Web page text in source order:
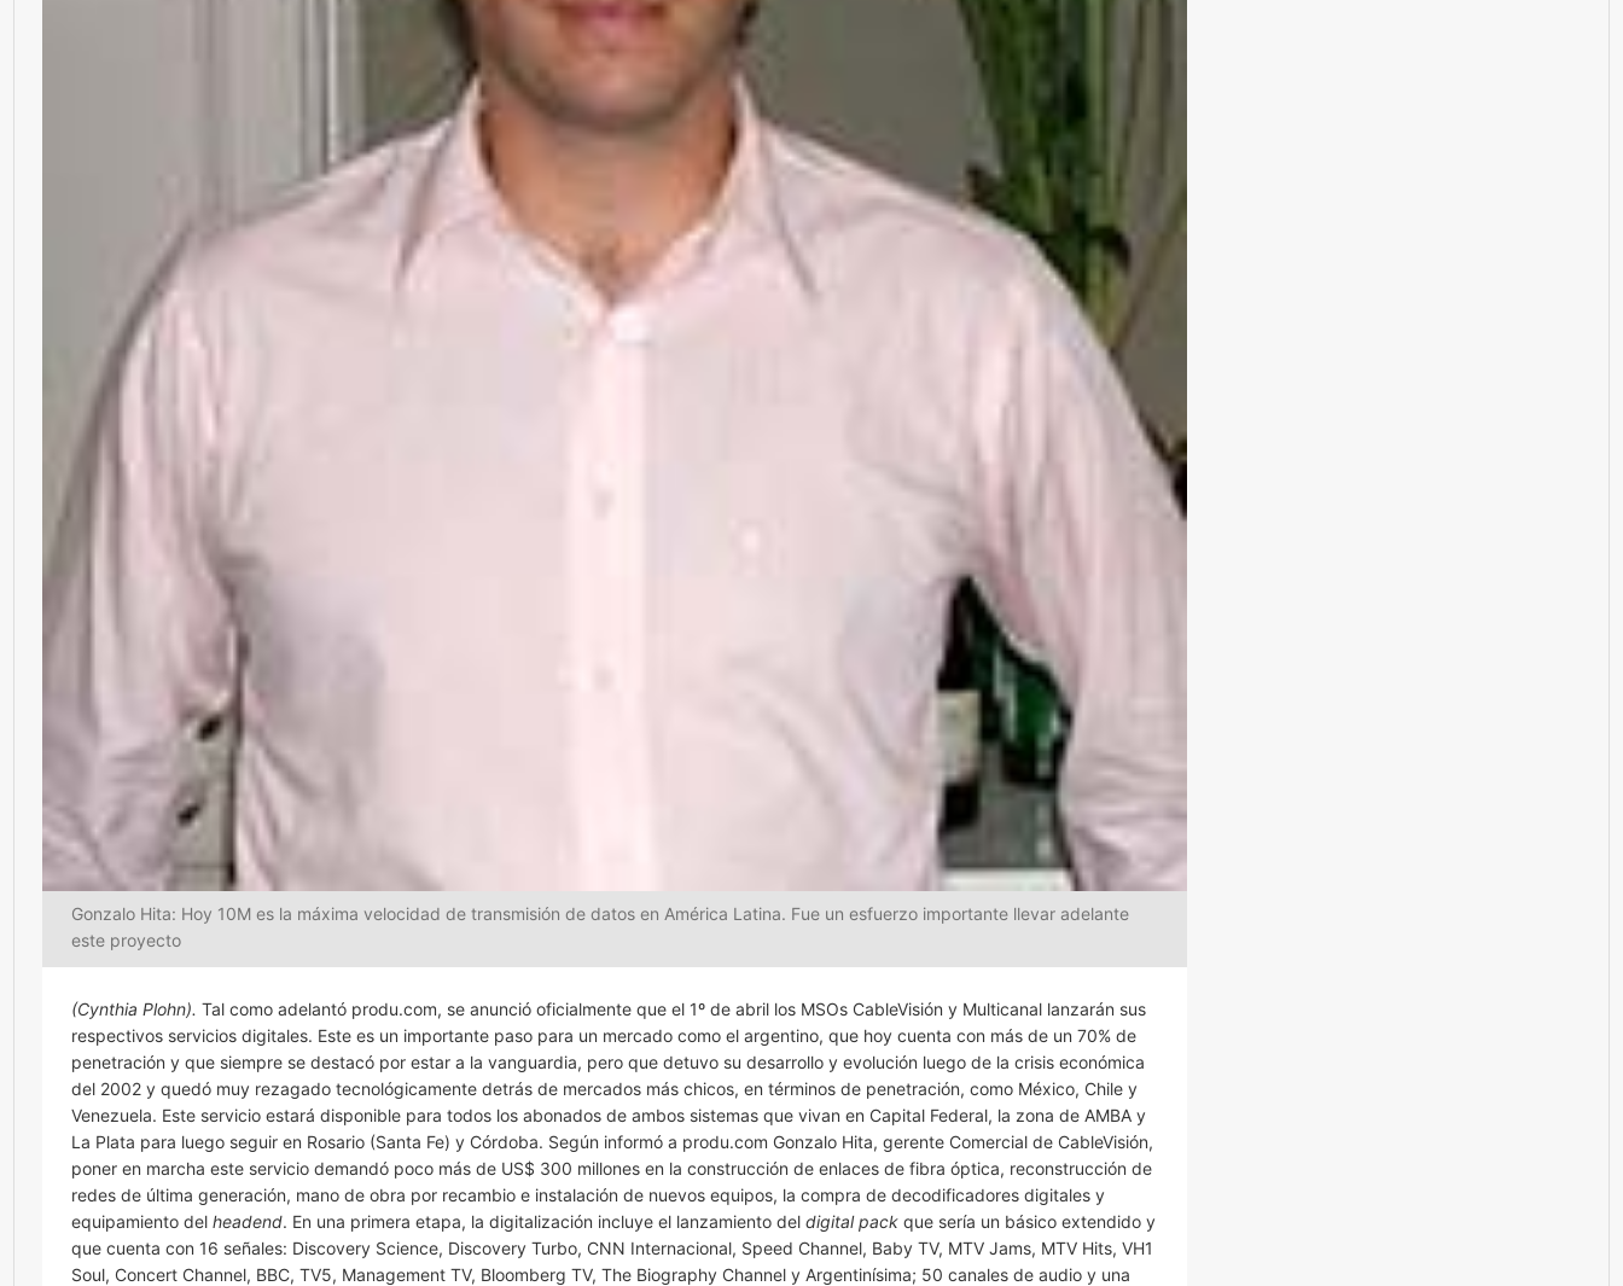
Gonzalo Hita: Hoy 10M es la máxima velocidad de transmisión de datos en América Latina. Fue un esfuerzo importante llevar adelante
este proyecto
(Cynthia Plohn). Tal como adelantó produ.com, se anunció oficialmente que el 1º de abril los MSOs CableVisión y Multicanal lanzarán sus
respectivos servicios digitales. Este es un importante paso para un mercado como el argentino, que hoy cuenta con más de un 70% de
penetración y que siempre se destacó por estar a la vanguardia, pero que detuvo su desarrollo y evolución luego de la crisis económica
del 2002 y quedó muy rezagado tecnológicamente detrás de mercados más chicos, en términos de penetración, como México, Chile y
Venezuela. Este servicio estará disponible para todos los abonados de ambos sistemas que vivan en Capital Federal, la zona de AMBA y
La Plata para luego seguir en Rosario (Santa Fe) y Córdoba. Según informó a produ.com Gonzalo Hita, gerente Comercial de CableVisión,
poner en marcha este servicio demandó poco más de US$ 300 millones en la construcción de enlaces de fibra óptica, reconstrucción de
redes de última generación, mano de obra por recambio e instalación de nuevos equipos, la compra de decodificadores digitales y
equipamiento del headend. En una primera etapa, la digitalización incluye el lanzamiento del digital pack que sería un básico extendido y
que cuenta con 16 señales: Discovery Science, Discovery Turbo, CNN Internacional, Speed Channel, Baby TV, MTV Jams, MTV Hits, VH1
Soul, Concert Channel, BBC, TV5, Management TV, Bloomberg TV, The Biography Channel y Argentinísima; 50 canales de audio y una